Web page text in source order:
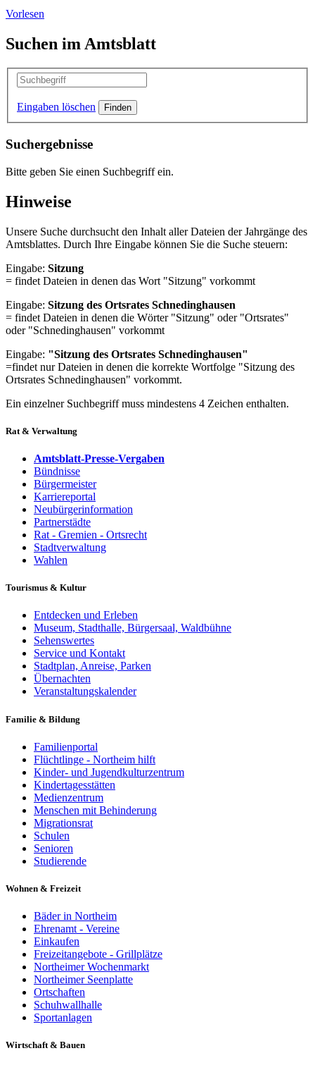
Vorlesen
Suchen im Amtsblatt
Eingaben löschen
Suchergebnisse
Bitte geben Sie einen Suchbegriff ein.
Hinweise
Unsere Suche durchsucht den Inhalt aller Dateien der Jahrgänge des
Amtsblattes. Durch Ihre Eingabe können Sie die Suche steuern:
Eingabe: Sitzung
= findet Dateien in denen das Wort "Sitzung" vorkommt
Eingabe: Sitzung des Ortsrates Schnedinghausen
= findet Dateien in denen die Wörter "Sitzung" oder "Ortsrates"
oder "Schnedinghausen" vorkommt
Eingabe: "Sitzung des Ortsrates Schnedinghausen"
=findet nur Dateien in denen die korrekte Wortfolge "Sitzung des
Ortsrates Schnedinghausen" vorkommt.
Ein einzelner Suchbegriff muss mindestens 4 Zeichen enthalten.
Rat & Verwaltung
Amtsblatt-Presse-Vergaben
Bündnisse
Bürgermeister
Karriereportal
Neubürgerinformation
Partnerstädte
Rat - Gremien - Ortsrecht
Stadtverwaltung
Wahlen
Tourismus & Kultur
Entdecken und Erleben
Museum, Stadthalle, Bürgersaal, Waldbühne
Sehenswertes
Service und Kontakt
Stadtplan, Anreise, Parken
Übernachten
Veranstaltungskalender
Familie & Bildung
Familienportal
Flüchtlinge - Northeim hilft
Kinder- und Jugendkulturzentrum
Kindertagesstätten
Medienzentrum
Menschen mit Behinderung
Migrationsrat
Schulen
Senioren
Studierende
Wohnen & Freizeit
Bäder in Northeim
Ehrenamt - Vereine
Einkaufen
Freizeitangebote - Grillplätze
Northeimer Wochenmarkt
Northeimer Seenplatte
Ortschaften
Schuhwallhalle
Sportanlagen
Wirtschaft & Bauen